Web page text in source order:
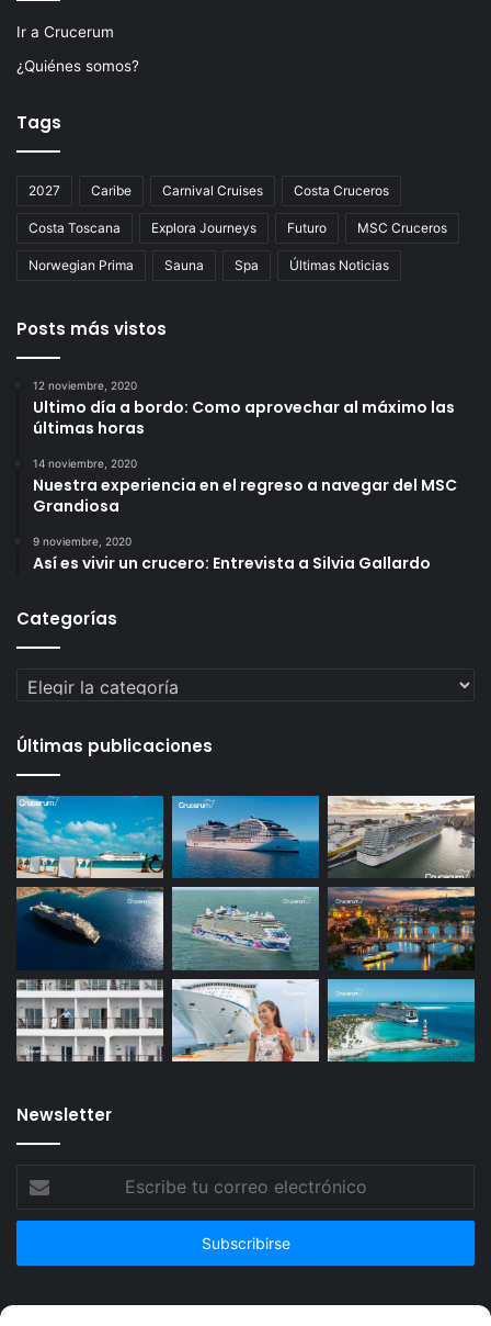
Ir a Crucerum
¿Quiénes somos?
Tags
2027 Caribe Carnival Cruises Costa Cruceros
Costa Toscana Explora Journeys Futuro MSC Cruceros
Norwegian Prima Sauna Spa Últimas Noticias
Posts más vistos
12 noviembre, 2020
Ultimo día a bordo: Como aprovechar al máximo las
últimas horas
14 noviembre, 2020
Nuestra experiencia en el regreso a navegar del MSC
Grandiosa
9 noviembre, 2020
Así es vivir un crucero: Entrevista a Silvia Gallardo
Categorías
Categorías
Últimas publicaciones
Newsletter
correo